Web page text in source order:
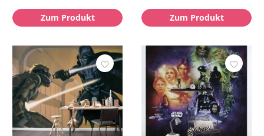
Zum Produkt Zum Produkt